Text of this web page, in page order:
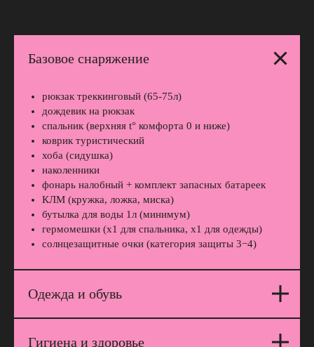
Базовое снаряжение
рюкзак треккинговый (65-75л)
дождевик на рюкзак
спальник (верхняя t° комфорта 0 и ниже)
коврик туристический
хоба (сидушка)
наколенники
фонарь налобный + комплект запасных батареек
КЛМ (кружка, ложка, миска)
бутылка для воды 1л (минимум)
гермомешки (х1 для спальника, х1 для одежды)
солнцезащитные очки (категория защиты 3−4)
Одежда и обувь
Гигиена и здоровье
стать лучше
Сообщить о проблеме
Авторские туры
Все туры